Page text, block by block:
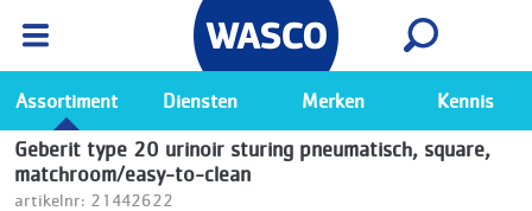
Ga naar de Wasco app
Bekijk
Assortiment Diensten Merken Kennis
Geberit type 20 urinoir sturing pneumatisch, square,
matchroom/easy-to-clean
artikelnr: 21442622